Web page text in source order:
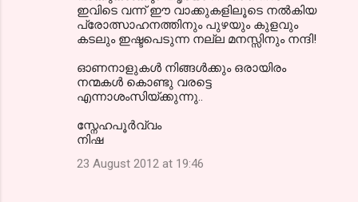
ഇവിടെ വന്ന് ഈ വാക്കുകളിലൂടെ നല്‍കിയ
പ്രോത്സാഹനത്തിനും പുഴയും കുളവും
കടലും ഇഷ്ടപെടുന്ന നല്ല മനസ്സിനും നന്ദി!
ഓണനാളുകള്‍ നിങ്ങള്‍ക്കും ഒരായിരം
നന്മകള്‍ കൊണ്ടു വരട്ടെ
എന്നാശംസിയ്ക്കുന്നു..
സ്നേഹപൂര്‍വ്വം
നിഷ
23 August 2012 at 19:46